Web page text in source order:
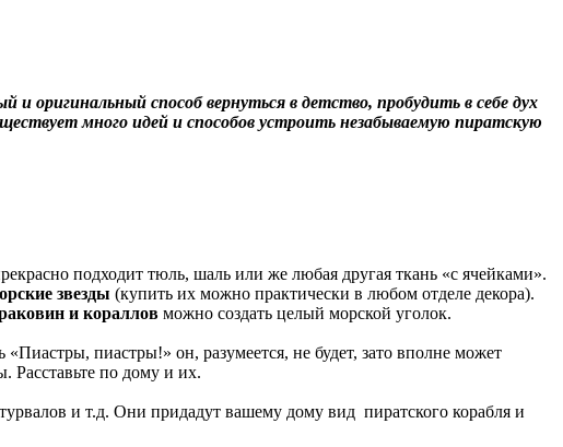
оригинальный способ вернуться в детство, пробудить в себе дух
много идей и способов устроить незабываемую пиратскую
подходит тюль, шаль или же любая другая ткань «с ячейками».
звезды (купить их можно практически в любом отделе декора).
и кораллов можно создать целый морской уголок.
пиастры!» он, разумеется, не будет, зато вполне может
Расставьте по дому и их.
и т.д. Они придадут вашему дому вид пиратского корабля и